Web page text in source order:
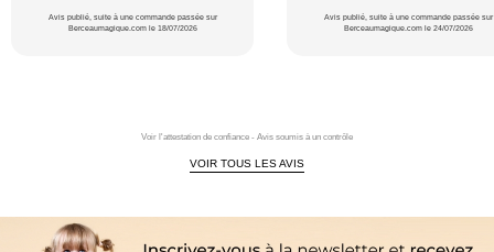
Avis publié, suite à une commande passée sur
Berceaumagique.com le 18/07/2026
Avis publié, suite à une commande passée sur
Berceaumagique.com le 24/07/2026
Voir l'attestation de confiance - Avis soumis à un contrôle
VOIR TOUS LES AVIS